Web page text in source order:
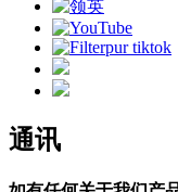
通讯